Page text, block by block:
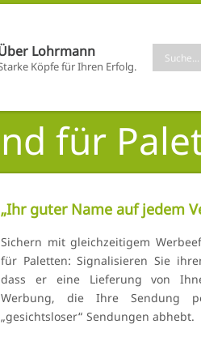
Lohrmann
Köpfe für Ihren Erfolg.
für
„Ihr guter Name auf jedem
Sichern mit gleichzeitigem
für Paletten: Signalisieren Sie
dass er eine Lieferung von
Werbung, die Ihre Sendung
„gesichtsloser“ Sendungen abhebt.